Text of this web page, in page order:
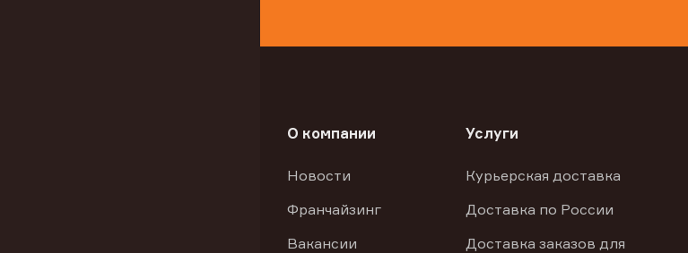
О компании
Новости
Франчайзинг
Вакансии
Услуги
Курьерская доставка
Доставка по России
Доставка заказов для